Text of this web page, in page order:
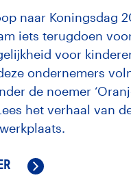
naar Koningsdag
iets terugdoen
voor
ondernemers
de noemer
het verhaal van